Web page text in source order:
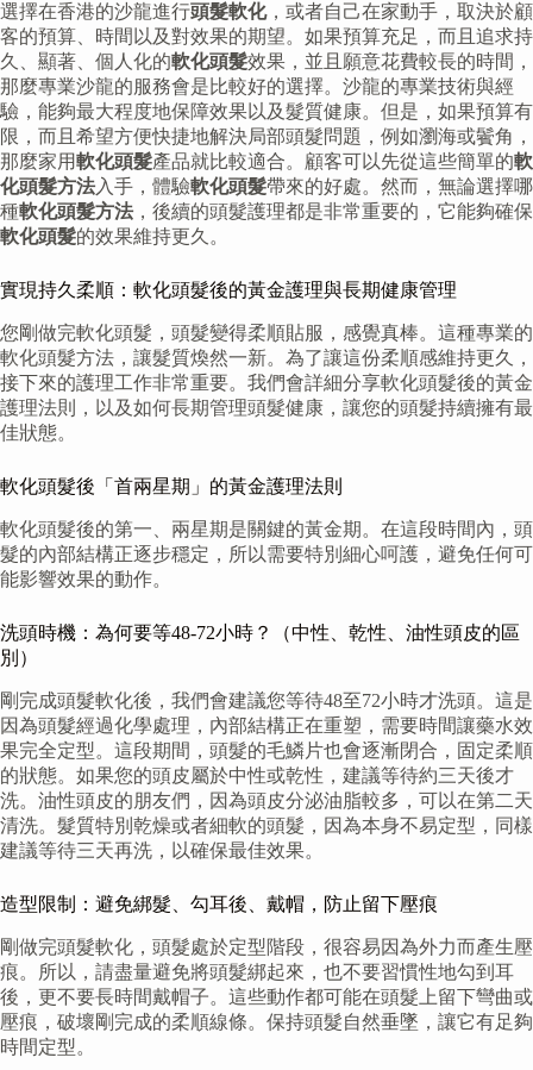
選擇在香港的沙龍進行頭髮軟化，或者自己在家動手，取決於顧
客的預算、時間以及對效果的期望。如果預算充足，而且追求持
久、顯著、個人化的軟化頭髮效果，並且願意花費較長的時間，
那麼專業沙龍的服務會是比較好的選擇。沙龍的專業技術與經
驗，能夠最大程度地保障效果以及髮質健康。但是，如果預算有
限，而且希望方便快捷地解決局部頭髮問題，例如瀏海或鬢角，
那麼家用軟化頭髮產品就比較適合。顧客可以先從這些簡單的軟
化頭髮方法入手，體驗軟化頭髮帶來的好處。然而，無論選擇哪
種軟化頭髮方法 ，後續的頭髮護理都是非常重要的，它能夠確保
軟化頭髮的效果維持更久。
實現持久柔順：軟化頭髮後的黃金護理與長期健康管理
您剛做完軟化頭髮，頭髮變得柔順貼服，感覺真棒。這種專業的
軟化頭髮方法，讓髮質煥然一新。為了讓這份柔順感維持更久，
接下來的護理工作非常重要。我們會詳細分享軟化頭髮後的黃金
護理法則，以及如何長期管理頭髮健康，讓您的頭髮持續擁有最
佳狀態。
軟化頭髮後「首兩星期」的黃金護理法則
軟化頭髮後的第一、兩星期是關鍵的黃金期。在這段時間內，頭
髮的內部結構正逐步穩定，所以需要特別細心呵護，避免任何可
能影響效果的動作。
洗頭時機：為何要等48-72小時？（中性、乾性、油性頭皮的區
別）
剛完成頭髮軟化後，我們會建議您等待48至72小時才洗頭。這是
因為頭髮經過化學處理，內部結構正在重塑，需要時間讓藥水效
果完全定型。這段期間，頭髮的毛鱗片也會逐漸閉合，固定柔順
的狀態。如果您的頭皮屬於中性或乾性，建議等待約三天後才
洗。油性頭皮的朋友們，因為頭皮分泌油脂較多，可以在第二天
清洗。髮質特別乾燥或者細軟的頭髮，因為本身不易定型，同樣
建議等待三天再洗，以確保最佳效果。
造型限制：避免綁髮、勾耳後、戴帽，防止留下壓痕
剛做完頭髮軟化，頭髮處於定型階段，很容易因為外力而產生壓
痕。所以，請盡量避免將頭髮綁起來，也不要習慣性地勾到耳
後，更不要長時間戴帽子。這些動作都可能在頭髮上留下彎曲或
壓痕，破壞剛完成的柔順線條。保持頭髮自然垂墜，讓它有足夠
時間定型。